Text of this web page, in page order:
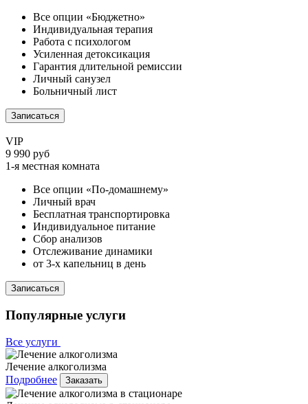
Все опции «Бюджетно»
Индивидуальная терапия
Работа с психологом
Усиленная детоксикация
Гарантия длительной ремиссии
Личный санузел
Больничный лист
Записаться
VIP
9 990 руб
1-я местная комната
Все опции «По-домашнему»
Личный врач
Бесплатная транспортировка
Индивидуальное питание
Сбор анализов
Отслеживание динамики
от 3-х капельниц в день
Записаться
Популярные услуги
Все услуги
Лечение алкоголизма
Подробнее
Заказать